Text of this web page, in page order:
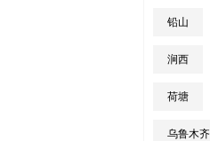
铅山
涧西
荷塘
乌鲁木齐